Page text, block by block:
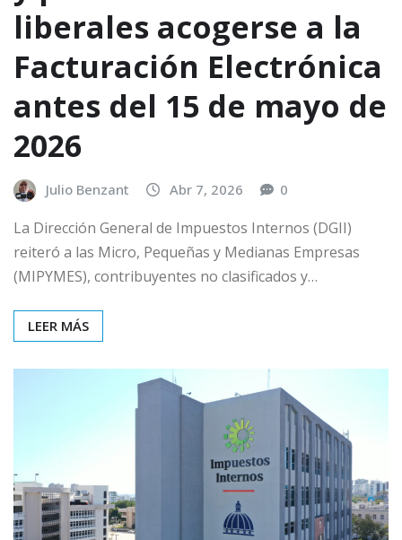
liberales acogerse a la
Facturación Electrónica
antes del 15 de mayo de
2026
Julio Benzant Abr 7, 2026 0
La Dirección General de Impuestos Internos (DGII)
reiteró a las Micro, Pequeñas y Medianas Empresas
(MIPYMES), contribuyentes no clasificados y…
LEER MÁS